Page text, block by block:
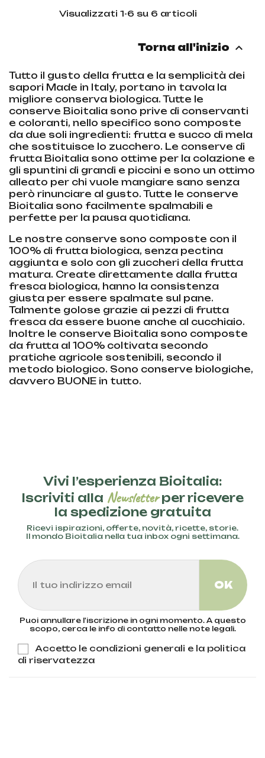
Visualizzati 1-6 su 6 articoli
Torna all'inizio 
Tutto il gusto della frutta e la semplicità dei
sapori Made in Italy, portano in tavola la
migliore conserva biologica. Tutte le
conserve Bioitalia sono prive di conservanti
e coloranti, nello specifico sono composte
da due soli ingredienti: frutta e succo di mela
che sostituisce lo zucchero. Le conserve di
frutta Bioitalia sono ottime per la colazione e
gli spuntini di grandi e piccini e sono un ottimo
alleato per chi vuole mangiare sano senza
però rinunciare al gusto. Tutte le conserve
Bioitalia sono facilmente spalmabili e
perfette per la pausa quotidiana.
Le nostre conserve sono composte con il
100% di frutta biologica, senza pectina
aggiunta e solo con gli zuccheri della frutta
matura. Create direttamente dalla frutta
fresca biologica, hanno la consistenza
giusta per essere spalmate sul pane.
Talmente golose grazie ai pezzi di frutta
fresca da essere buone anche al cucchiaio.
Inoltre le conserve Bioitalia sono composte
da frutta al 100% coltivata secondo
pratiche agricole sostenibili, secondo il
metodo biologico. Sono conserve biologiche,
davvero BUONE in tutto.
Vivi l’esperienza Bioitalia:
Iscriviti alla Newsletterper ricevere
la spedizione gratuita
Ricevi ispirazioni, offerte, novità, ricette, storie.
Il mondo Bioitalia nella tua inbox ogni settimana.
Puoi annullare l'iscrizione in ogni momento. A questo
scopo, cerca le info di contatto nelle note legali.
Accetto le condizioni generali e la politica
di riservatezza